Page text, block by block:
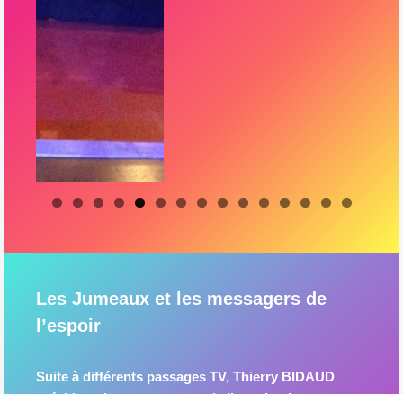
Les Jumeaux et les messagers de
l’espoir
Suite à différents passages TV, Thierry BIDAUD